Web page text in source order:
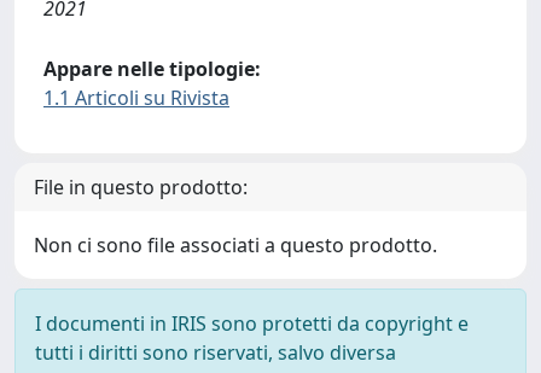
2021
Appare nelle tipologie:
1.1 Articoli su Rivista
File in questo prodotto:
Non ci sono file associati a questo prodotto.
I documenti in IRIS sono protetti da copyright e
tutti i diritti sono riservati, salvo diversa